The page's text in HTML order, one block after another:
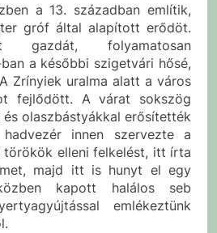
a 13. században említik,
gróf által alapított erődöt.
gazdát, folyamatosan
a későbbi szigetvári hősé,
Zrínyiek uralma alatt a város
fejlődött. A várat sokszög
olaszbástyákkal erősítették
innen szervezte a
törökök elleni felkelést, itt írta
majd itt is hunyt el egy
kapott halálos seb
emlékeztünk